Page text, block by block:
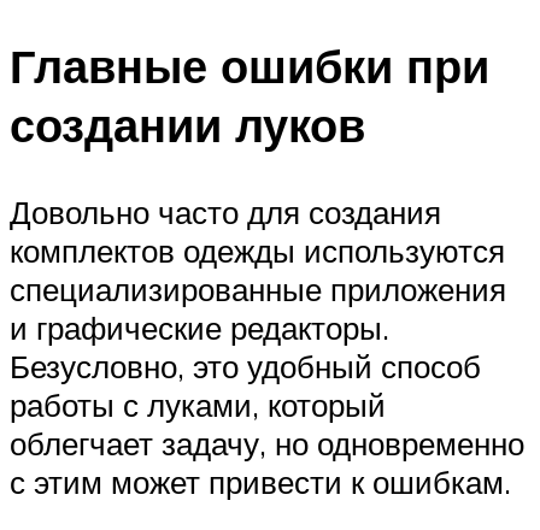
Главные ошибки при
создании луков
Довольно часто для создания
комплектов одежды используются
специализированные приложения
и графические редакторы.
Безусловно, это удобный способ
работы с луками, который
облегчает задачу, но одновременно
с этим может привести к ошибкам.